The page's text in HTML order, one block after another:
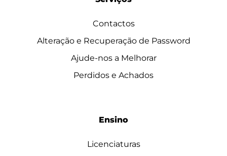
Contactos
Alteração e Recuperação de Password
Ajude-nos a Melhorar
Perdidos e Achados
Ensino
Licenciaturas